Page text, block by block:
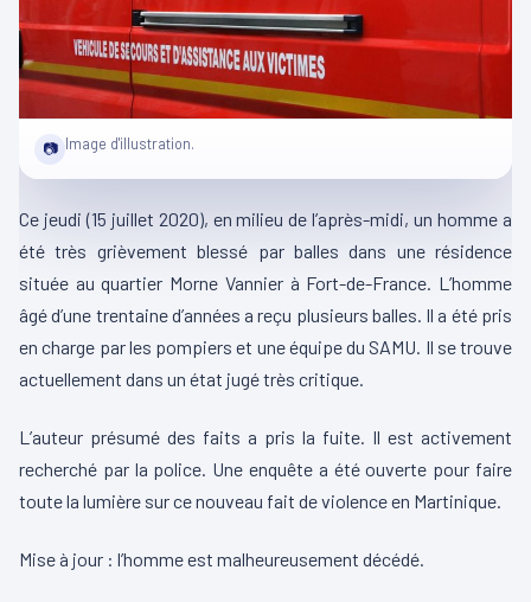
📷 Image d'illustration.
Ce jeudi (15 juillet 2020), en milieu de l’après-midi, un homme a
été très grièvement blessé par balles dans une résidence
située au quartier Morne Vannier à Fort-de-France. L’homme
âgé d’une trentaine d’années a reçu plusieurs balles. Il a été pris
en charge par les pompiers et une équipe du SAMU. Il se trouve
actuellement dans un état jugé très critique.
L’auteur présumé des faits a pris la fuite. Il est activement
recherché par la police. Une enquête a été ouverte pour faire
toute la lumière sur ce nouveau fait de violence en Martinique.
Mise à jour : l’homme est malheureusement décédé.